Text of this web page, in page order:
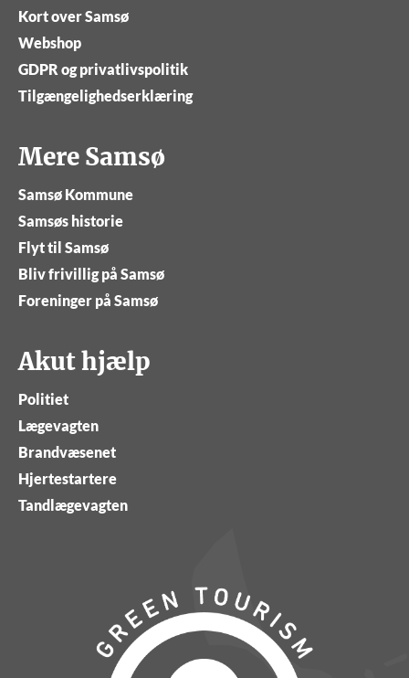
Kort over Samsø
Webshop
GDPR og privatlivspolitik
Tilgængelighedserklæring
Mere Samsø
Samsø Kommune
Samsøs historie
Flyt til Samsø
Bliv frivillig på Samsø
Foreninger på Samsø
Akut hjælp
Politiet
Lægevagten
Brandvæsenet
Hjertestartere
Tandlægevagten